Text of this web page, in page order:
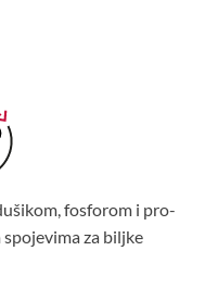
fosforom i pro-
za biljke